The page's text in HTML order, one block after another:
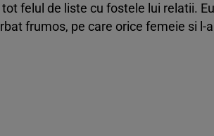
felul de liste cu fostele lui relatii.
frumos, pe care orice femeie si l-